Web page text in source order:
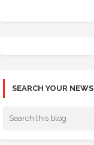
SEARCH YOUR NEWS